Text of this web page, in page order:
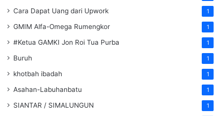
Cara Dapat Uang dari Upwork 1
GMIM Alfa-Omega Rumengkor 1
#Ketua GAMKI Jon Roi Tua Purba 1
Buruh 1
khotbah ibadah 1
Asahan-Labuhanbatu 1
SIANTAR / SIMALUNGUN 1